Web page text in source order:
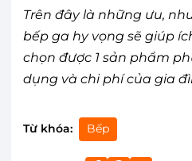
Trên đây là những ưu,
bếp ga hy vọng sẽ giúp
chọn được 1 sản phẩm
dụng và chi phí của gia
Từ khóa: Bếp